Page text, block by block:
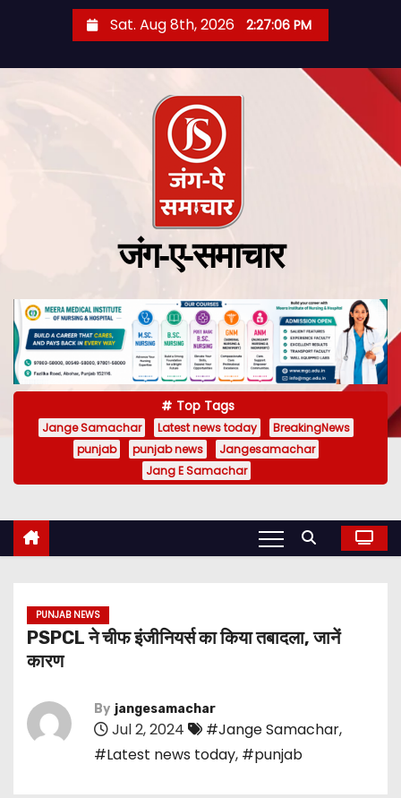
Sat. Aug 8th, 2026 2:27:07 PM
जंग-ए-समाचार
Top Tags
Jange Samachar Latest news today
BreakingNews
punjab
punjab news
Jangesamachar
Jang E Samachar
PUNJAB NEWS
PSPCL ने चीफ इंजीनियर्स का किया तबादला, जानें
कारण
By jangesamachar
Jul 2, 2024 #Jange Samachar,
#Latest news today, #punjab